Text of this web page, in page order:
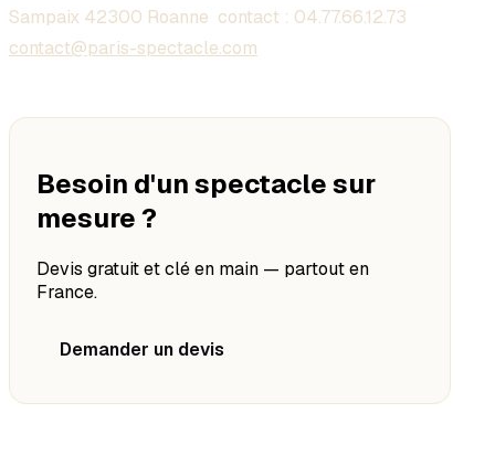
Sampaix 42300 Roanne contact : 04.77.66.12.73
contact@paris-spectacle.com
Besoin d'un spectacle sur
mesure ?
Devis gratuit et clé en main — partout en
France.
Demander un devis